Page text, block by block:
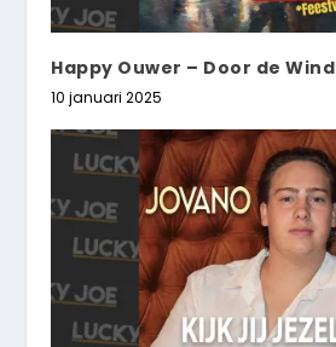
Happy Ouwer – Door de Wind
10 januari 2025